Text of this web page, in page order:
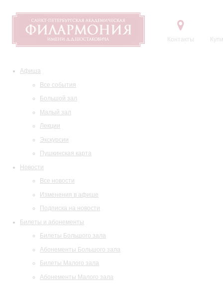
Контакты
Афиша
Все события
Большой зал
Малый зал
Лекции
Экскурсии
Пушкинская карта
Новости
Все новости
Изменения в афише
Подписка на новости
Билеты и абонементы
Билеты Большого зала
Абонементы Большого зала
Билеты Малого зала
Абонементы Малого зала